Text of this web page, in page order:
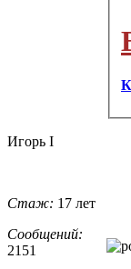
Игорь I
Стаж: 17 лет
Сообщений:
2151